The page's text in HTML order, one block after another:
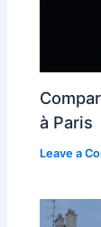
à Paris
Leave a